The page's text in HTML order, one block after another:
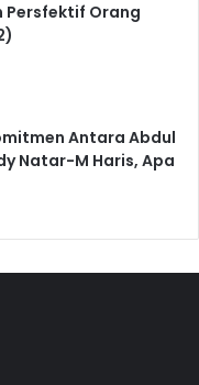
Persfektif Orang
Antara Abdul
Natar-M Haris, Apa